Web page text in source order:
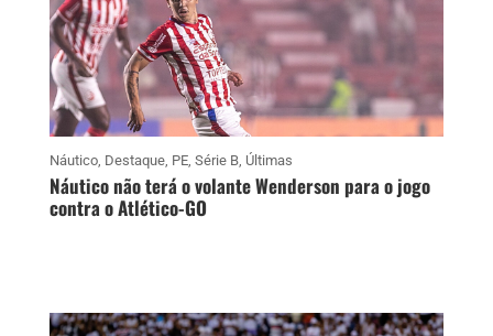
Náutico, Destaque, PE, Série B, Últimas
Náutico não terá o volante Wenderson para o jogo
contra o Atlético-GO